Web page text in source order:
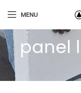
MENU
panel